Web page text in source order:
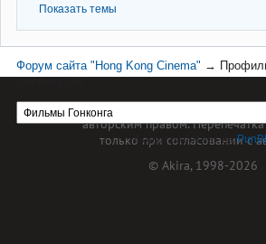
Показать темы
Форум сайта "Hong Kong Cinema" →
Форум работает на
Материал сайта hkcinema.ru
авторским правом.
только при согласовании с
© Akira, 1998-2026